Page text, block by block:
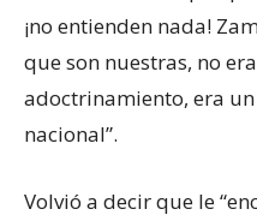
¡no entienden nada!
que son nuestras, no
adoctrinamiento, era
nacional”.
Volvió a decir que le